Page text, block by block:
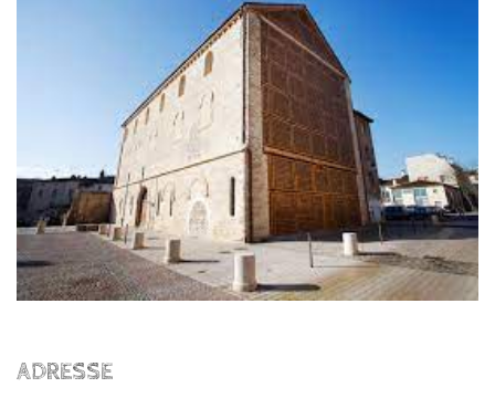
ADRESSE